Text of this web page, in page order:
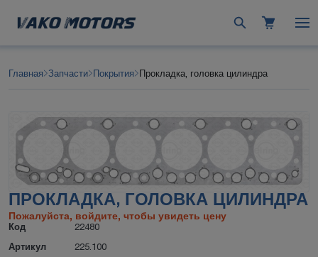
Главная Запчасти Покрытия Прокладка, головка цилиндра
ПРОКЛАДКА, ГОЛОВКА ЦИЛИНДРА
Пожалуйста, войдите, чтобы увидеть цену
Код
22480
Артикул
225.100